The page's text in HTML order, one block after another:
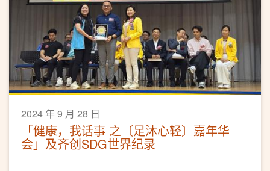
2024 年 9 月 28 日
「健康，我话事 之〔足沐心轻〕嘉年华
会」及齐创SDG世界纪录